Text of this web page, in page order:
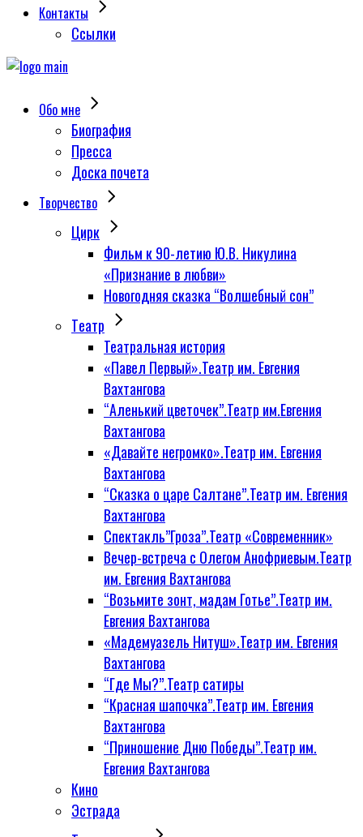
Контакты
Сcылки
Обо мне
Биография
Пресса
Доска почета
Творчество
Цирк
Фильм к 90-летию Ю.В. Никулина
«Признание в любви»
Новогодняя сказка “Волшебный сон”
Tеатр
Театральная история
«Павел Первый».Театр им. Евгения
Вахтангова
“Аленький цветочек”.Театр им.Евгения
Вахтангова
«Давайте негромко».Театр им. Евгения
Вахтангова
“Сказка о царе Салтане”.Театр им. Евгения
Вахтангова
Спектакль”Гроза”.Театр «Современник»
Вечер-встреча с Олегом Анофриевым.Театр
им. Евгения Вахтангова
“Возьмите зонт, мадам Готье”.Театр им.
Евгения Вахтангова
«Мадемуазель Нитуш».Театр им. Евгения
Вахтангова
“Где Мы?”.Театр сатиры
“Красная шапочка”.Театр им. Евгения
Вахтангова
“Приношение Дню Победы”.Театр им.
Евгения Вахтангова
Кино
Эстрада